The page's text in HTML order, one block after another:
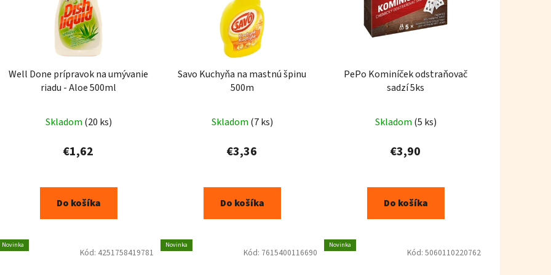
Well Done prípravok na umývanie
riadu - Aloe 500ml
Skladom (20 ks)
€1,62
Do košíka
Savo Kuchyňa na mastnú špinu
500m
Skladom (7 ks)
€3,36
Do košíka
PePo Kominíček odstraňovač
sadzí 5ks
Skladom (5 ks)
€3,90
Do košíka
Novinka
Kód: 4251758419781
Novinka
Kód: 7615400116690
Novinka
Kód: 5060110220762